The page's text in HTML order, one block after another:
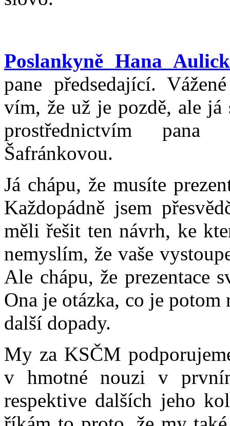
Poslankyně Hana
pane předsedající.
vím, že už je pozdě, ale
prostřednictvím pana
Šafránkovou.
Já chápu, že musíte
Každopádně jsem
měli řešit ten návrh, ke
nemyslím, že vaše
Ale chápu, že prezentace
Ona je otázka, co je potom
další dopady.
My za KSČM
v hmotné nouzi v
respektive dalších jeho